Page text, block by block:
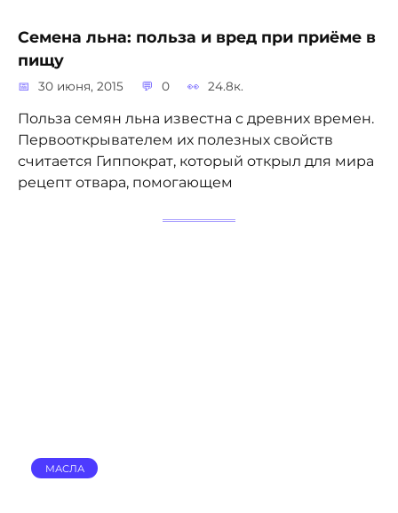
Семена льна: польза и вред при приёме в
пищу
30 июня, 2015 0 24.8к.
Польза семян льна известна с древних времен.
Первооткрывателем их полезных свойств
считается Гиппократ, который открыл для мира
рецепт отвара, помогающем
МАСЛА